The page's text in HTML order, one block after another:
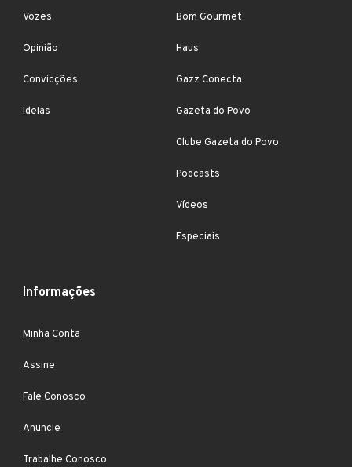
Vozes
Opinião
Convicções
Ideias
Bom Gourmet
Haus
Gazz Conecta
Gazeta do Povo
Clube Gazeta do Povo
Podcasts
Vídeos
Especiais
Informações
Minha Conta
Assine
Fale Conosco
Anuncie
Trabalhe Conosco